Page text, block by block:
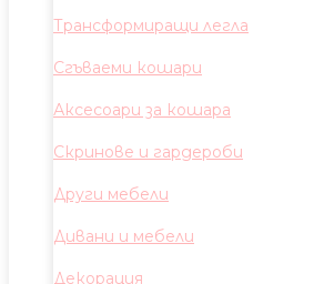
Трансформиращи легла
Сгъваеми кошари
Аксесоари за кошара
Скринове и гардероби
Други мебели
Дивани и мебели
Декорация